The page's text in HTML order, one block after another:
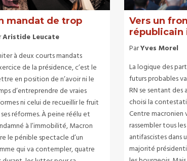
mandat de trop
Aristide Leucate
à deux courts mandats
de la présidence, c’est le
en position de n’avoir ni le
d’entreprendre de vraies
ni celui de recueillir le fruit
réformes. À peine réélu et
à l’immobilité, Macron
le pénible spectacle d’un
qui va contempler, quatre
Vers un
ParYves Morel
La logique des
futurs probables
RN se sentant des
choisi la
Centre macronien
rassembler tous
antifascistes dans
majorité